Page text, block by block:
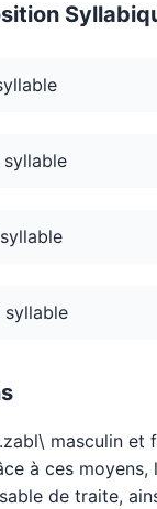
masculin et
à ces
de traite,